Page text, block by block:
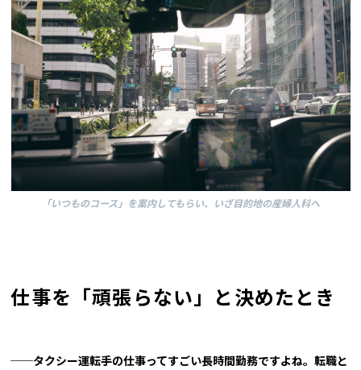
「いつものコース」を案内してもらい、いざ目的地の産婦人科へ
仕事を「頑張らない」と決めたとき
──タクシー運転手の仕事ってすごい長時間勤務ですよね。転職と